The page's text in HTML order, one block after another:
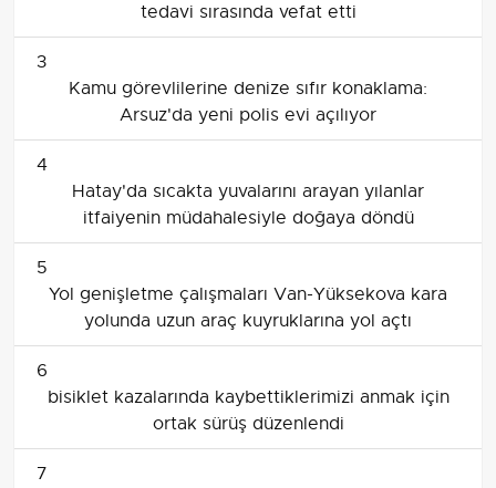
tedavi sırasında vefat etti
3
Kamu görevlilerine denize sıfır konaklama:
Arsuz'da yeni polis evi açılıyor
4
Hatay'da sıcakta yuvalarını arayan yılanlar
itfaiyenin müdahalesiyle doğaya döndü
5
Yol genişletme çalışmaları Van-Yüksekova kara
yolunda uzun araç kuyruklarına yol açtı
6
bisiklet kazalarında kaybettiklerimizi anmak için
ortak sürüş düzenlendi
7